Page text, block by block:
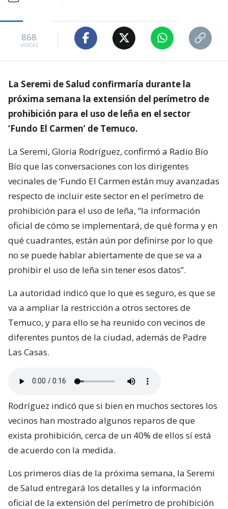
868
visitas
La Seremi de Salud confirmaría durante la
próxima semana la extensión del perímetro de
prohibición para el uso de leña en el sector
‘Fundo El Carmen’ de Temuco.
La Seremi, Gloria Rodríguez, confirmó a Radio Bío
Bío que las conversaciones con los dirigentes
vecinales de ‘Fundo El Carmen están muy avanzadas
respecto de incluir este sector en el perímetro de
prohibición para el uso de leña, “la información
oficial de cómo se implementará, de qué forma y en
qué cuadrantes, están aún por definirse por lo que
no se puede hablar abiertamente de que se va a
prohibir el uso de leña sin tener esos datos”.
La autoridad indicó que lo que es seguro, es que se
va a ampliar la restricción a otros sectores de
Temuco, y para ello se ha reunido con vecinos de
diferentes puntos de la ciudad, además de Padre
Las Casas.
Rodríguez indicó que si bien en muchos sectores los
vecinos han mostrado algunos reparos de que
exista prohibición, cerca de un 40% de ellos sí está
de acuerdo con la medida.
Los primeros días de la próxima semana, la Seremi
de Salud entregará los detalles y la información
oficial de la extensión del perímetro de prohibición